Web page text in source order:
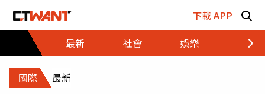
下載 APP
最新
社會 娛樂 財經
國際 最新